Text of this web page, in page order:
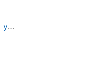
Công cụ hỗ trợ, vật dụng thiết yếu